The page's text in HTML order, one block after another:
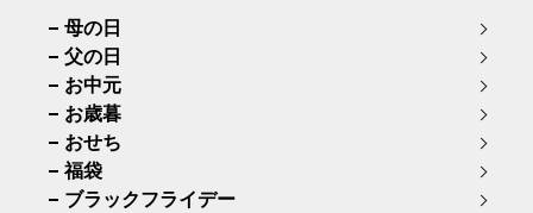
母の日
父の日
お中元
お歳暮
おせち
福袋
ブラックフライデー